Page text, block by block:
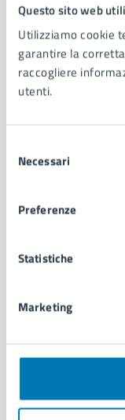
Questo sito web
Utilizziamo cookie
garantire la
raccogliere
utenti.
delNecessari
Preferenze
Statistiche
Marketing
AMMINISTRAZIONE
Aree amministrative
Organi di governo
Municipalità
Politici
Intranet, posta
CATEGORIE DI SERVIZIO
Anagrafe e stato civile
Documenti e
Giustizia e sicurezza